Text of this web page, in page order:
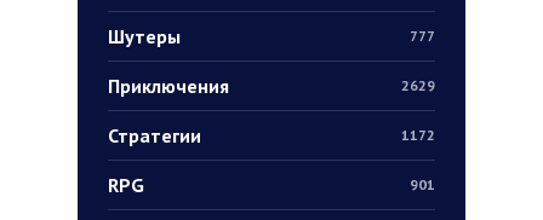
Шутеры 777
Приключения 2629
Стратегии 1172
RPG 901